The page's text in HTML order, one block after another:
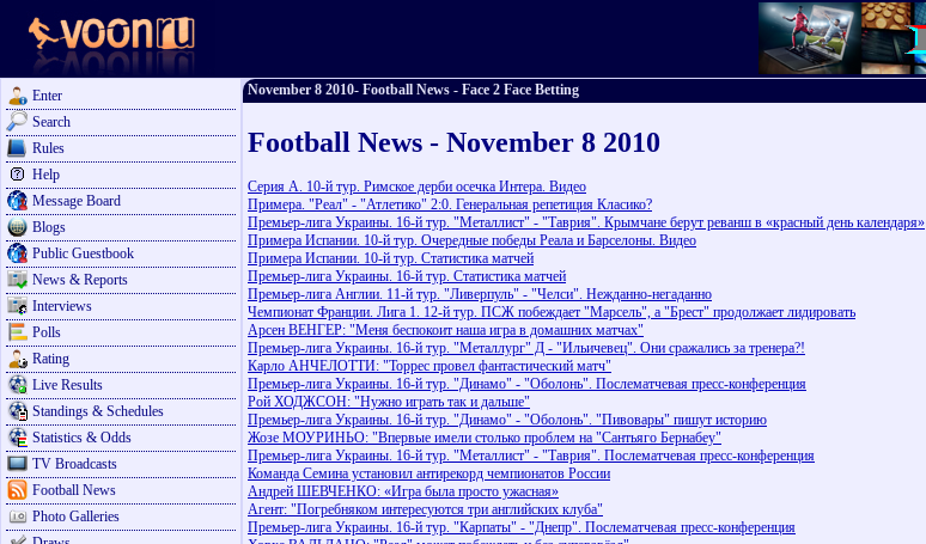
Enter
Search
Rules
Help
Message Board
Blogs
Public Guestbook
News & Reports
Interviews
Polls
Rating
Live Results
Standings & Schedules
Statistics & Odds
TV Broadcasts
Football News
Photo Galleries
November 8 2010- Football News - Face 2 Face Betting
Football News - November 8 2010
Серия А. 10-й тур. Римское дерби осечка Интера. Видео
Примера. "Реал" - "Атлетико" 2:0. Генеральная репетиция Класико?
Премьер-лига Украины. 16-й тур. "Металлист" - "Таврия". Крымчане берут реванш в «красный день календаря»
Примера Испании. 10-й тур. Очередные победы Реала и Барселоны. Видео
Примера Испании. 10-й тур. Статистика матчей
Премьер-лига Украины. 16-й тур. Статистика матчей
Премьер-лига Англии. 11-й тур. "Ливерпуль" - "Челси". Нежданно-негаданно
Чемпионат Франции. Лига 1. 12-й тур. ПСЖ побеждает "Марсель", а "Брест" продолжает лидировать
Арсен ВЕНГЕР: "Меня беспокоит наша игра в домашних матчах"
Премьер-лига Украины. 16-й тур. "Металлург" Д - "Ильичевец". Они сражались за тренера?!
Карло АНЧЕЛОТТИ: "Торрес провел фантастический матч"
Премьер-лига Украины. 16-й тур. "Динамо" - "Оболонь". Послематчевая пресс-конференция
Рой ХОДЖСОН: "Нужно играть так и дальше"
Премьер-лига Украины. 16-й тур. "Динамо" - "Оболонь". "Пивовары" пишут историю
Жозе МОУРИНЬО: "Впервые имели столько проблем на "Сантьяго Бернабеу"
Премьер-лига Украины. 16-й тур. "Металлист" - "Таврия". Послематчевая пресс-конференция
Команда Семина установил антирекорд чемпионатов России
Андрей ШЕВЧЕНКО: «Игра была просто ужасная»
Агент: "Погребняком интересуются три английских клуба"
Премьер-лига Украины. 16-й тур. "Карпаты" - "Днепр". Послематчевая пресс-конференция